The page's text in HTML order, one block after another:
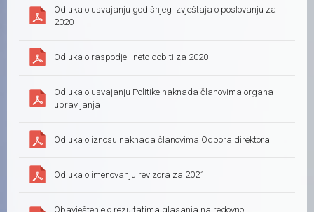
Odluka o usvajanju godišnjeg Izvještaja o poslovanju za
2020
Odluka o raspodjeli neto dobiti za 2020
Odluka o usvajanju Politike naknada članovima organa
upravljanja
Odluka o iznosu naknada članovima Odbora direktora
Odluka o imenovanju revizora za 2021
Obavještenje o rezultatima glasanja na redovnoj